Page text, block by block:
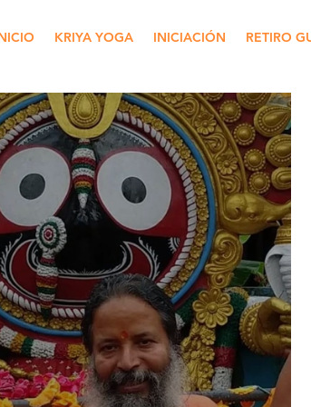
KRIYA YOGA INICIACIÓN RETIRO